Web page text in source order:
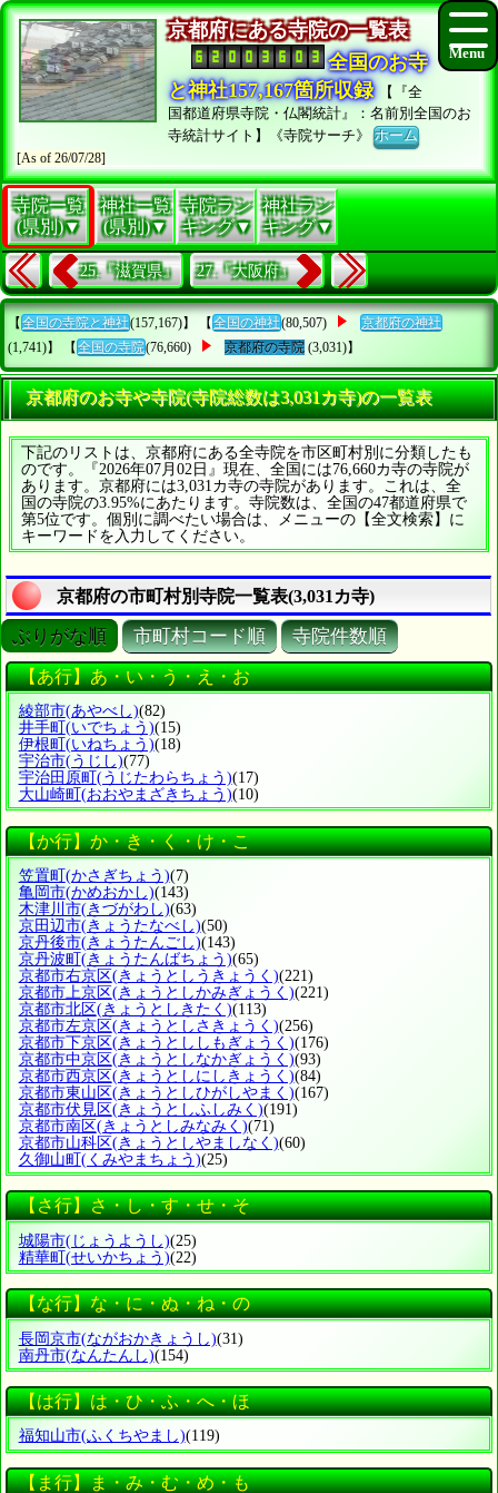
京都府にある寺院の一覧表
全国のお寺
と神社157,167箇所収録
【『全
国都道府県寺院・仏閣統計』：名前別全国のお
寺統計サイト】《寺院サーチ》ホーム
[As of 26/07/28]
寺院一覧
(県別)▼
神社一覧
(県別)▼
寺院ラン
キング▼
神社ラン
キング▼
25.『滋賀県』 27.『大阪府』
【 全国の寺院と神社(157,167)】 【 全国の神社(80,507)
京都府の神社
(1,741)】 【 全国の寺院(76,660) 京都府の寺院 (3,031)】
京都府のお寺や寺院(寺院総数は3,031カ寺)の一覧表
下記のリストは、京都府にある全寺院を市区町村別に分類したも
のです。『2026年07月02日』現在、全国には76,660カ寺の寺院が
あります。京都府には3,031カ寺の寺院があります。これは、全
国の寺院の3.95%にあたります。寺院数は、全国の47都道府県で
第5位です。個別に調べたい場合は、メニューの【全文検索】に
キーワードを入力してください。
京都府の市町村別寺院一覧表(3,031カ寺)
ぶりがな順 市町村コード順 寺院件数順
【あ行】あ・い・う・え・お
綾部市(あやべし)(82)
井手町 (いでちょう)(15)
伊根町 (いねちょう)(18)
宇治市(うじし)(77)
宇治田原町 (うじたわらちょう)(17)
大山崎町 (おおやまざきちょう)(10)
【か行】か・き・く・け・こ
笠置町 (かさぎちょう)(7)
亀岡市(かめおかし)(143)
木津川市(きづがわし)(63)
京田辺市(きょうたなべし)(50)
京丹後市(きょうたんごし)(143)
京丹波町 (きょうたんばちょう)(65)
京都市右京区(きょうとしうきょうく)(221)
京都市上京区(きょうとしかみぎょうく)(221)
京都市北区(きょうとしきたく)(113)
京都市左京区(きょうとしさきょうく)(256)
京都市下京区(きょうとししもぎょうく)(176)
京都市中京区(きょうとしなかぎょうく)(93)
京都市西京区(きょうとしにしきょうく)(84)
京都市東山区(きょうとしひがしやまく)(167)
京都市伏見区(きょうとしふしみく)(191)
京都市南区(きょうとしみなみく)(71)
京都市山科区(きょうとしやましなく)(60)
久御山町 (くみやまちょう)(25)
【さ行】さ・し・す・せ・そ
城陽市(じょうようし)(25)
精華町 (せいかちょう)(22)
【な行】な・に・ぬ・ね・の
長岡京市(ながおかきょうし)(31)
南丹市(なんたんし)(154)
【は行】は・ひ・ふ・へ・ほ
福知山市(ふくちやまし)(119)
【ま行】ま・み・む・め・も